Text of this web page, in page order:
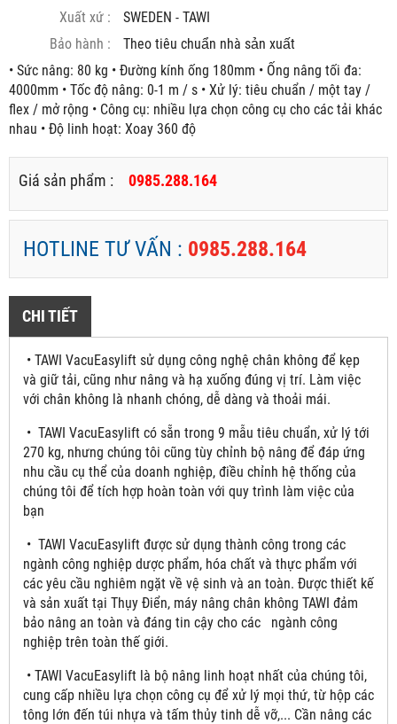
Xuất xứ :
SWEDEN - TAWI
Bảo hành :
Theo tiêu chuẩn nhà sản xuất
• Sức nâng: 80 kg • Đường kính ống 180mm • Ống nâng tối đa:
4000mm • Tốc độ nâng: 0-1 m / s • Xử lý: tiêu chuẩn / một tay /
flex / mở rộng • Công cụ: nhiều lựa chọn công cụ cho các tải khác
nhau • Độ linh hoạt: Xoay 360 độ
Giá sản phẩm : 0985.288.164
HOTLINE TƯ VẤN : 0985.288.164
CHI TIẾT
• TAWI VacuEasylift sử dụng công nghệ chân không để kẹp
và giữ tải, cũng như nâng và hạ xuống đúng vị trí. Làm việc
với chân không là nhanh chóng, dễ dàng và thoải mái.
• TAWI VacuEasylift có sẵn trong 9 mẫu tiêu chuẩn, xử lý tới
270 kg, nhưng chúng tôi cũng tùy chỉnh bộ nâng để đáp ứng
nhu cầu cụ thể của doanh nghiệp, điều chỉnh hệ thống của
chúng tôi để tích hợp hoàn toàn với quy trình làm việc của
bạn
• TAWI VacuEasylift được sử dụng thành công trong các
ngành công nghiệp dược phẩm, hóa chất và thực phẩm với
các yêu cầu nghiêm ngặt về vệ sinh và an toàn. Được thiết kế
và sản xuất tại Thụy Điển, máy nâng chân không TAWI đảm
bảo nâng an toàn và đáng tin cậy cho các ngành công
nghiệp trên toàn thế giới.
• TAWI VacuEasylift là bộ nâng linh hoạt nhất của chúng tôi,
cung cấp nhiều lựa chọn công cụ để xử lý mọi thứ, từ hộp các
tông lớn đến túi nhựa và tấm thủy tinh dễ vỡ,... Cần nâng các